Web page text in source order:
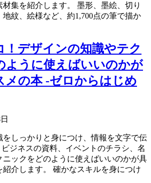
集を紹介します。 墨形、墨絵、切り
紋、絵様など、約1,700点の筆で描か
！デザインの知識やテク
ように使えばいいのかが
メの本 -ゼロからはじめ
をしっかりと身につけ、情報を文字で伝
ビジネスの資料、イベントのチラシ、名
ニックをどのように使えばいいのかが具
介します。 確かなスキルを身につけ